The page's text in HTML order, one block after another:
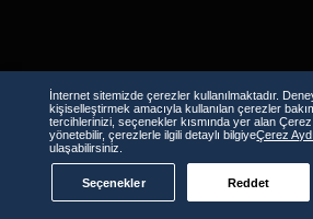
İnternet sitemizde çerezler kullanılmaktadır.
kişiselleştirmek amacıyla kullanılan çerezler
tercihlerinizi, seçenekler kısmında yer alan
yönetebilir, çerezlerle ilgili detaylı bilgiyeÇerez
ulaşabilirsiniz.
Seçenekler Reddet